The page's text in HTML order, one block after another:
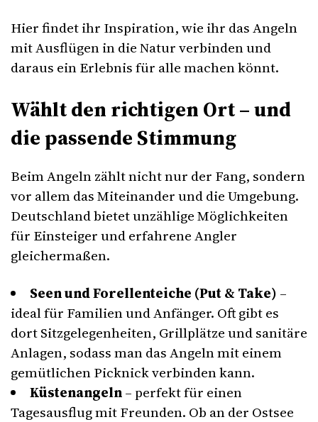
Hier findet ihr Inspiration, wie ihr das Angeln
mit Ausflügen in die Natur verbinden und
daraus ein Erlebnis für alle machen könnt.
Wählt den richtigen Ort – und
die passende Stimmung
Beim Angeln zählt nicht nur der Fang, sondern
vor allem das Miteinander und die Umgebung.
Deutschland bietet unzählige Möglichkeiten
für Einsteiger und erfahrene Angler
gleichermaßen.
Seen und Forellenteiche (Put & Take) –
ideal für Familien und Anfänger. Oft gibt es
dort Sitzgelegenheiten, Grillplätze und sanitäre
Anlagen, sodass man das Angeln mit einem
gemütlichen Picknick verbinden kann.
Küstenangeln– perfekt für einen
Tagesausflug mit Freunden. Ob an der Ostsee